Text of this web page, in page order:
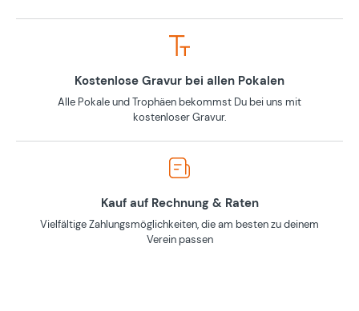
Kostenlose Gravur bei allen Pokalen
Alle Pokale und Trophäen bekommst Du bei uns mit
kostenloser Gravur.
Kauf auf Rechnung & Raten
Vielfältige Zahlungsmöglichkeiten, die am besten zu deinem
Verein passen